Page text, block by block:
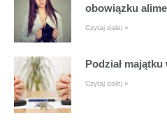
obowiązku
Czytaj dalej »
Podział
Czytaj dalej »